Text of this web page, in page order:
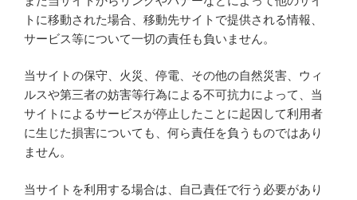
トに移動された場合、移動先サイトで提供される情報、
サービス等について一切の責任も負いません。
当サイトの保守、火災、停電、その他の自然災害、ウィ
ルスや第三者の妨害等行為による不可抗力によって、当
サイトによるサービスが停止したことに起因して利用者
に生じた損害についても、何ら責任を負うものではあり
ません。
当サイトを利用する場合は、自己責任で行う必要があり